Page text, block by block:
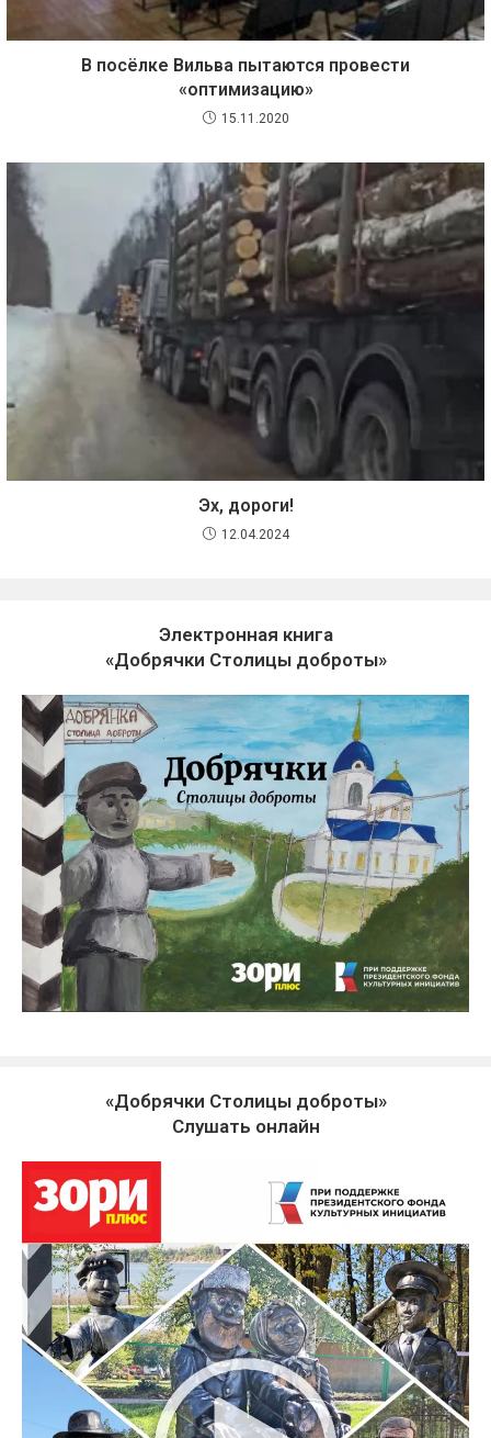
В посёлке Вильва пытаются провести
«оптимизацию»
15.11.2020
Эх, дороги!
12.04.2024
Электронная книга
«Добрячки Столицы доброты»
«Добрячки Столицы доброты»
Слушать онлайн